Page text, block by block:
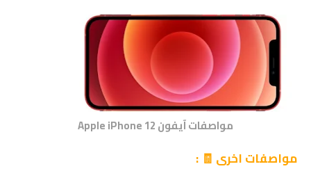
مواصفات آيفون Apple iPhone 12
مواصفات اخرى 🧾 :